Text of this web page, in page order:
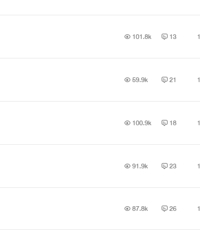
ลีเธอคุณหนูไฮโซชอบเอาแต่ใจอยากได้อะไรต้อ
เลฟเฟอร์ เชลอป (เลฟเฟอร์)
101.8k 13
59.9k 21
100.9k 18
91.9k 23
87.8k 26